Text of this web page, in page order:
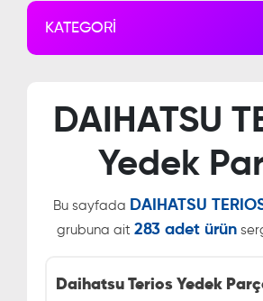
KATEGORİ
DAIHATSU
Yedek
Bu sayfada DAIHATSU
grubuna ait 283 adet ürün
Daihatsu Terios Yedek